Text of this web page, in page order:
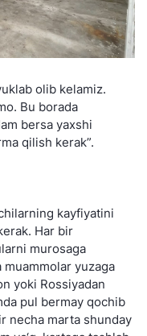
olib kelamiz.
Bu borada
bersa yaxshi
qilish kerak”.
kayfiyatini
Har bir
murosaga
muammolar yuzaga
yoki Rossiyadan
pul bermay qochib
necha marta shunday